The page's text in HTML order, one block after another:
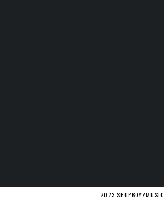
2023 SHOPBOYZMUSIC